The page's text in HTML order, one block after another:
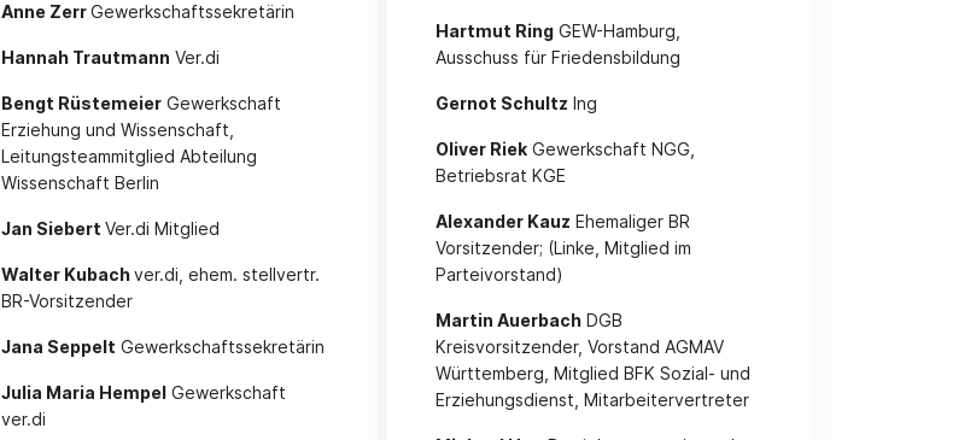
Anne ZerrGewerkschaftssekretärin
Hannah Trautmann Ver.di
Bengt Rüstemeier Gewerkschaft
Erziehung und Wissenschaft,
Leitungsteammitglied Abteilung
Wissenschaft Berlin
Jan Siebert Ver.di Mitglied
Walter Kubachver.di, ehem. stellvertr.
BR-Vorsitzender
Jana Seppelt Gewerkschaftssekretärin
Julia Maria Hempel Gewerkschaft
ver.di
Hartmut Ring GEW-Hamburg,
Ausschuss für Friedensbildung
Gernot Schultz Ing
Oliver Riek Gewerkschaft NGG,
Betriebsrat KGE
Alexander Kauz Ehemaliger BR
Vorsitzender; (Linke, Mitglied im
Parteivorstand)
Martin Auerbach DGB
Kreisvorsitzender, Vorstand AGMAV
Württemberg, Mitglied BFK Sozial- und
Erziehungsdienst, Mitarbeitervertreter